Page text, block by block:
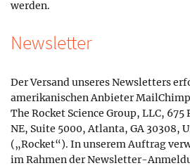
werden.
Newsletter
Der Versand unseres Newsletters
amerikanischen Anbieter
The Rocket Science Group, LLC, 675
NE, Suite 5000, Atlanta, GA 30308,
(„Rocket“). In unserem Auftrag
im Rahmen der Newsletter-